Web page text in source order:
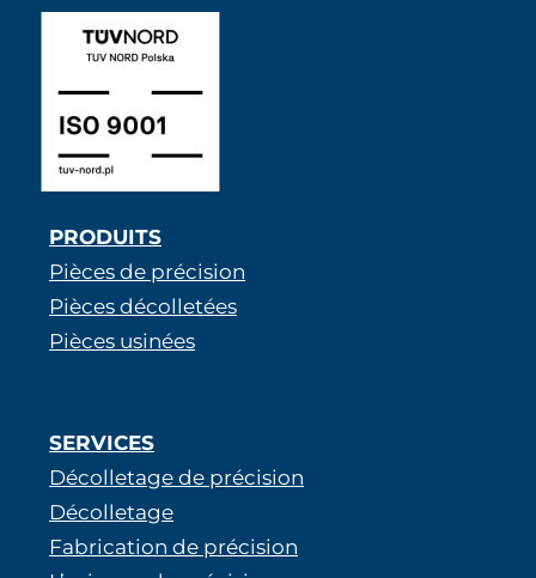
PRODUITS
Pièces de précision
Pièces décolletées
Pièces usinées
SERVICES
Décolletage de précision
Décolletage
Fabrication de précision